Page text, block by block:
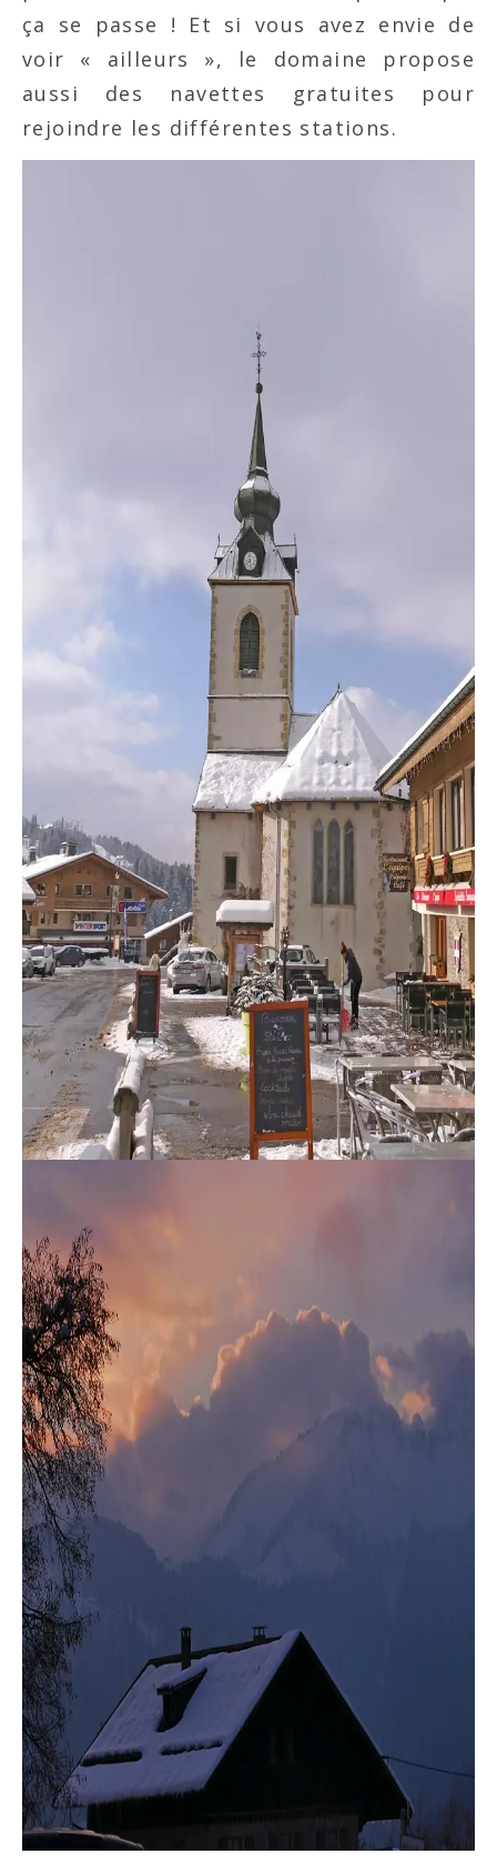
ça se passe ! Et si vous avez envie de
voir « ailleurs », le domaine propose
aussi des navettes gratuites pour
rejoindre les différentes stations.